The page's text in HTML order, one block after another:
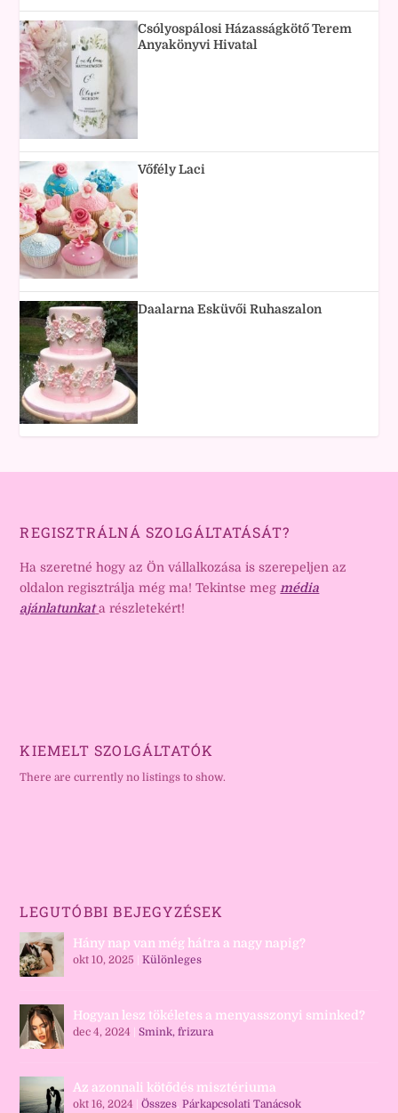
Csólyospálosi Házasságkötő Terem
Anyakönyvi Hivatal
Vőfély Laci
Daalarna Esküvői Ruhaszalon
REGISZTRÁLNÁ SZOLGÁLTATÁSÁT?
Ha szeretné hogy az Ön vállalkozása is szerepeljen az
oldalon regisztrálja még ma! Tekintse meg média
ajánlatunkat a részletekért!
KIEMELT SZOLGÁLTATÓK
There are currently no listings to show.
LEGUTÓBBI BEJEGYZÉSEK
Hány nap van még hátra a nagy napig?
okt 10, 2025 |Különleges
Hogyan lesz tökéletes a menyasszonyi sminked?
dec 4, 2024 |Smink, frizura
Az azonnali kötődés misztériuma
okt 16, 2024 |Összes,Párkapcsolati Tanácsok